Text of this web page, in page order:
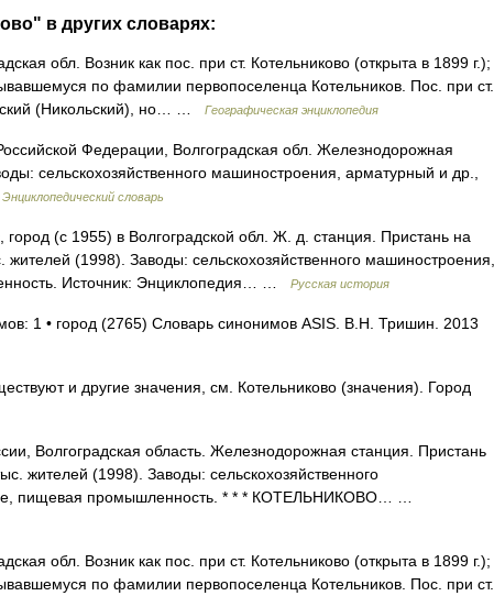
в других словарях:
обл. Возник как пос. при ст. Котельниково (открыта в 1899 г.);
по фамилии первопоселенца Котельников. Пос. при ст.
(Никольский), но… …
Географическая энциклопедия
Федерации, Волгоградская обл. Железнодорожная
сельскохозяйственного машиностроения, арматурный и др.,
словарь
(с 1955) в Волгоградской обл. Ж. д. станция. Пристань на
(1998). Заводы: сельскохозяйственного машиностроения,
Источник: Энциклопедия… …
Русская история
1 • город (2765) Словарь синонимов ASIS. В.Н. Тришин. 2013
и другие значения, см. Котельниково (значения). Город
Волгоградская область. Железнодорожная станция. Пристань
жителей (1998). Заводы: сельскохозяйственного
пищевая промышленность. * * * КОТЕЛЬНИКОВО… …
обл. Возник как пос. при ст. Котельниково (открыта в 1899 г.);
по фамилии первопоселенца Котельников. Пос. при ст.